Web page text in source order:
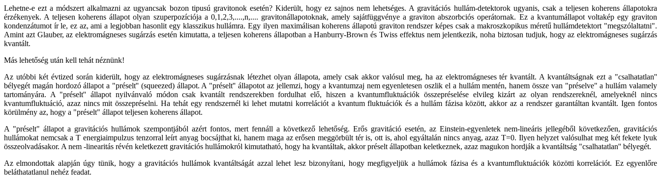
Lehetne-e ezt a módszert alkalmazni az ugyancsak bozon tipusú gravitonok esetén? Kiderült, hogy ez sajnos nem lehetséges. A gravitációs hullám-detektorok ugyanis, csak a teljesen koherens állapotokra
érzékenyek. A teljesen koherens állapot olyan szuperpozíciója a 0,1,2,3,....,n,.... gravitonállapotoknak, amely sajátfüggvénye a graviton abszorbciós operátornak. Ez a kvantumállapot voltakép egy graviton
kondenzátumot ír le, ez az, ami a legjobban hasonlit egy klasszikus hullámra. Egy ilyen maximálisan koherens állapotú graviton rendszer képes csak a makroszkopikus méretű hullámdetektort "megszólaltatni".
Amint azt Glauber, az elektromágneses sugárzás esetén kimutatta, a teljesen koherens állapotban a Hanburry-Brown és Twiss effektus nem jelentkezik, noha biztosan tudjuk, hogy az elektromágneses sugárzás
kvantált.
Más lehetőség után kell tehát néznünk!
Az utóbbi két évtized során kiderült, hogy az elektromágneses sugárzásnak létezhet olyan állapota, amely csak akkor valósul meg, ha az elektromágneses tér kvantált. A kvantáltságnak ezt a "csalhatatlan''
bélyegét magán hordozó állapot a "préselt'' (squeezed) állapot. A "préselt'' állapotot az jellemzi, hogy a kvantumzaj nem egyenletesen oszlik el a hullám mentén, hanem össze van "préselve" a hullám valamely
tartományára. A "préselt'' állapot nyilvánvaló módon csak kvantált rendszerekben fordulhat elő, hiszen a kvantumfluktuációk összepréselése elvileg kizárt az olyan rendszereknél, amelyeknél nincs
kvantumfluktuáció, azaz nincs mit összepréselni. Ha tehát egy rendszernél ki lehet mutatni korrelációt a kvantum fluktuációk és a hullám fázisa között, akkor az a rendszer garantáltan kvantált. Igen fontos
körülmény az, hogy a "préselt" állapot teljesen koherens állapot.
A "préselt" állapot a gravitációs hullámok szempontjából azért fontos, mert fennáll a következő lehetőség. Erős gravitáció esetén, az Einstein-egyenletek nem-lineáris jellegéből következően, gravitációs
hullámokat nemcsak a T energiaimpulzus tenzorral leírt anyag bocsájthat ki, hanem maga az erősen meggörbült tér is, ott is, ahol egyáltalán nincs anyag, azaz T=0. Ilyen helyzet valósulhat meg két fekete lyuk
összeolvadásakor. A nem -linearitás révén keletkezett gravitációs hullámokról kimutatható, hogy ha kvantáltak, akkor préselt állapotban keletkeznek, azaz magukon hordják a kvantáltság "csalhatatlan'' bélyegét.
Az elmondottak alapján úgy tünik, hogy a gravitációs hullámok kvantáltságát azzal lehet lesz bizonyítani, hogy megfigyeljük a hullámok fázisa és a kvantumfluktuációk közötti korrelációt. Ez egyenlőre
beláthatatlanul nehéz feadat.